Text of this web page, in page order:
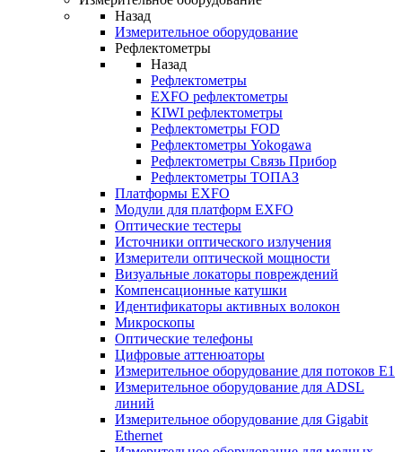
Назад
Измерительное оборудование
Рефлектометры
Назад
Рефлектометры
EXFO рефлектометры
KIWI рефлектометры
Рефлектометры FOD
Рефлектометры Yokogawa
Рефлектометры Связь Прибор
Рефлектометры ТОПАЗ
Платформы EXFO
Модули для платформ EXFO
Оптические тестеры
Источники оптического излучения
Измерители оптической мощности
Визуальные локаторы повреждений
Компенсационные катушки
Идентификаторы активных волокон
Микроскопы
Оптические телефоны
Цифровые аттенюаторы
Измерительное оборудование для потоков Е1
Измерительное оборудование для ADSL
линий
Измерительное оборудование для Gigabit
Ethernet